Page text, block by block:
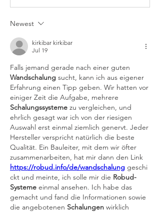
Newest
kirkibar kirkibar
Jul 19
Wandschalung sucht, kann ich aus eigener
Erfahrung einen Tipp geben. Wir hatten vor
Schalungssysteme zu vergleichen, und
ehrlich gesagt war ich von der riesigen
Auswahl erst einmal ziemlich genervt. Jeder
Hersteller verspricht natürlich die beste
Qualität. Ein Bauleiter, mit dem wir öfter
https://robud.info/de/wandschalung geschi
ckt und meinte, ich solle mir die Robud-
Systeme einmal ansehen. Ich habe das
gemacht und fand die Informationen sowie
die angebotenen Schalungen wirklich